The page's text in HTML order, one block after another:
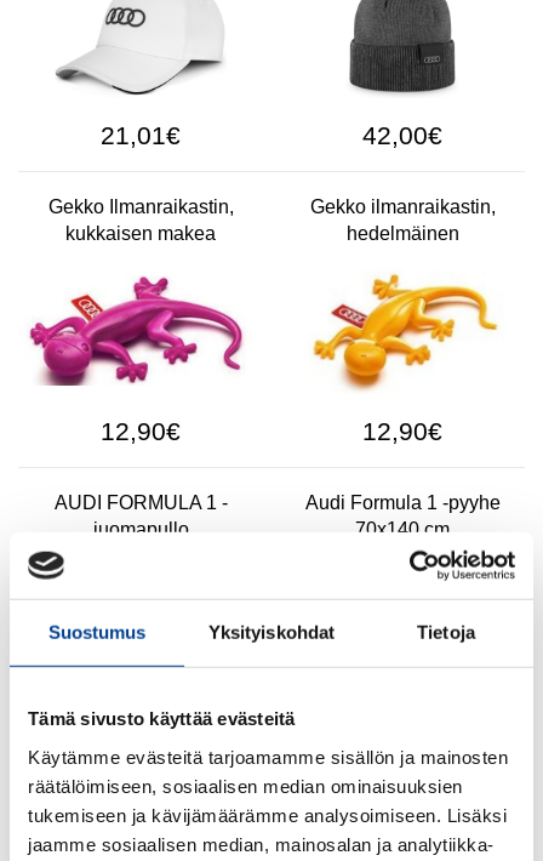
Suostumus Yksityiskohdat Tietoja
Tämä sivusto käyttää evästeitä
Käytämme evästeitä tarjoamamme sisällön ja mainosten
räätälöimiseen, sosiaalisen median ominaisuuksien
tukemiseen ja kävijämäärämme analysoimiseen. Lisäksi
jaamme sosiaalisen median, mainosalan ja analytiikka-
21,01€ 42,00€
Gekko Ilmanraikastin,
kukkaisen makea
12,90€
Gekko ilmanraikastin,
hedelmäinen
12,90€
AUDI FORMULA 1 -
juomapullo
16,00€
Audi Formula 1 -pyyhe
70x140 cm
Lego City Audi F1®
gray/red/blau with F1® D.
Rekka
Lego Speed Champions
Audi Revolut F1 R26
gr/red/bl